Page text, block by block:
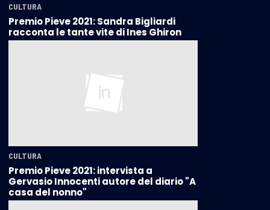
CULTURA
Premio Pieve 2021: Sandra Bigliardi
racconta le tante vite di Ines Ghiron
CULTURA
Premio Pieve 2021: intervista a
Gervasio Innocenti autore del diario "A
casa del nonno"